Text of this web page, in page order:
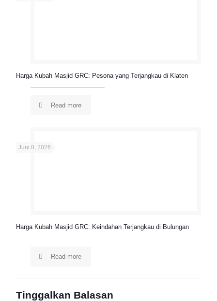
Harga Kubah Masjid GRC: Pesona yang Terjangkau di Klaten
Read more
Juni 8, 2026
Harga Kubah Masjid GRC: Keindahan Terjangkau di Bulungan
Read more
Tinggalkan Balasan